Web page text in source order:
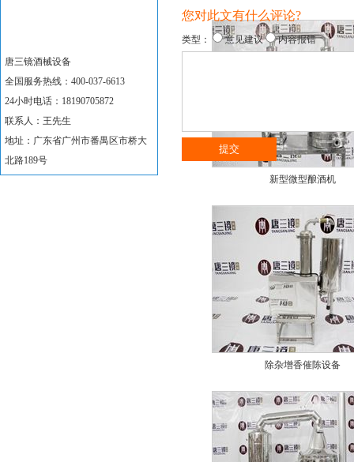
唐三镜酒械设备
全国服务热线：400-037-6613
24小时电话：18190705872
联系人：王先生
地址：广东省广州市番禺区市桥大
北路189号
新型微型酿酒机
除杂增香催陈设备
您对此文有什么评论?
类型： 意见建议 内容报错